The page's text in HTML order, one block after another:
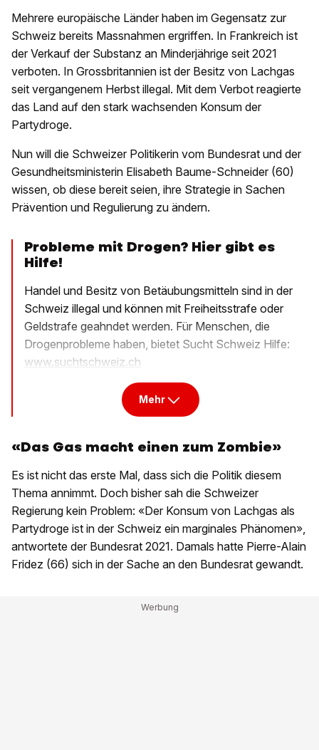
Mehrere europäische Länder haben im Gegensatz zur
Schweiz bereits Massnahmen ergriffen. In Frankreich ist
der Verkauf der Substanz an Minderjährige seit 2021
verboten. In Grossbritannien ist der Besitz von Lachgas
seit vergangenem Herbst illegal. Mit dem Verbot reagierte
das Land auf den stark wachsenden Konsum der
Partydroge.
Nun will die Schweizer Politikerin vom Bundesrat und der
Gesundheitsministerin Elisabeth Baume-Schneider (60)
wissen, ob diese bereit seien, ihre Strategie in Sachen
Prävention und Regulierung zu ändern.
Probleme mit Drogen? Hier gibt es
Hilfe!
Handel und Besitz von Betäubungsmitteln sind in der
Schweiz illegal und können mit Freiheitsstrafe oder
Geldstrafe geahndet werden. Für Menschen, die
Drogenprobleme haben, bietet Sucht Schweiz Hilfe:
www.suchtschweiz.ch
Mehr
«Das Gas macht einen zum Zombie»
Es ist nicht das erste Mal, dass sich die Politik diesem
Thema annimmt. Doch bisher sah die Schweizer
Regierung kein Problem: «Der Konsum von Lachgas als
Partydroge ist in der Schweiz ein marginales Phänomen»,
antwortete der Bundesrat 2021. Damals hatte Pierre-Alain
Fridez (66) sich in der Sache an den Bundesrat gewandt.